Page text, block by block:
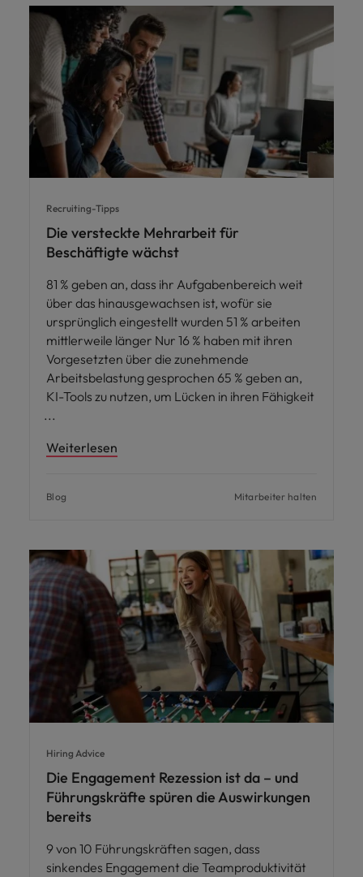
Recruiting-Tipps
Die versteckte Mehrarbeit für
Beschäftigte wächst
81 % geben an, dass ihr Aufgabenbereich weit
über das hinausgewachsen ist, wofür sie
ursprünglich eingestellt wurden 51 % arbeiten
mittlerweile länger Nur 16 % haben mit ihren
Vorgesetzten über die zunehmende
Arbeitsbelastung gesprochen 65 % geben an,
KI-Tools zu nutzen, um Lücken in ihren Fähigkeit
Weiterlesen
Blog Mitarbeiter halten
Hiring Advice
Die Engagement Rezession ist da – und
Führungskräfte spüren die Auswirkungen
bereits
9 von 10 Führungskräften sagen, dass
sinkendes Engagement die Teamproduktivität